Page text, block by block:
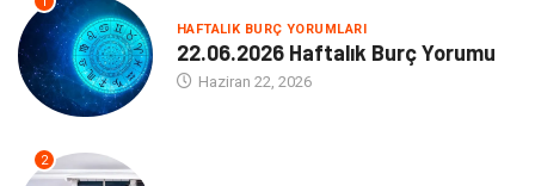
HAFTALIK BURÇ YORUMLARI
22.06.2026 Haftalık Burç Yorumu
Haziran 22, 2026
2